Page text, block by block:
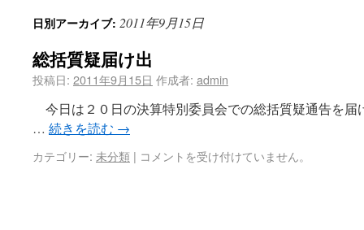
日別アーカイブ: 2011年9月15日
総括質疑届け出
投稿日: 2011年9月15日 作成者: admin
今日は２０日の決算特別委員会での総括質疑通告を届
… 続きを読む →
カテゴリー: 未分類 | コメントを受け付けていません。